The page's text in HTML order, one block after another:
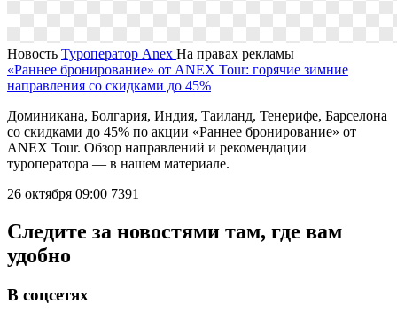
Новость Туроператор Anex На правах рекламы
«Раннее бронирование» от ANEX Tour: горячие зимние
направления со скидками до 45%
Доминикана, Болгария, Индия, Таиланд, Тенерифе, Барселона
со скидками до 45% по акции «Раннее бронирование» от
ANEX Tour. Обзор направлений и рекомендации
туроператора — в нашем материале.
26 октября 09:00 7391
Следите за новостями там, где вам
удобно
В соцсетях